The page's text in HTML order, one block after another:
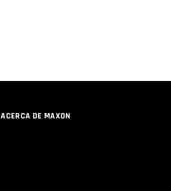
ACERCA DE MAXON